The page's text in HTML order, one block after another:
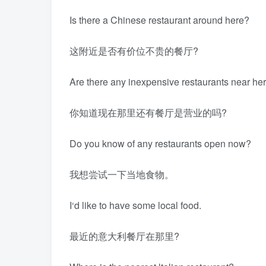
Is there a Chinese restaurant around here?
这附近是否有价位不贵的餐厅?
Are there any inexpensive restaurants near
你知道现在那里还有餐厅是营业的吗?
Do you know of any restaurants open now?
我想尝试一下当地食物。
I‘d like to have some local food.
最近的意大利餐厅在那里?